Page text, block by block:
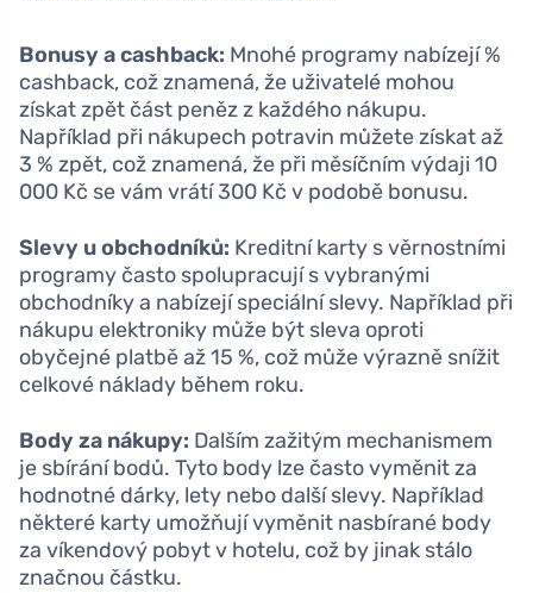
Bonusy a cashback: Mnohé programy nabízejí %
cashback, což znamená, že uživatelé mohou
získat zpět část peněz z každého nákupu.
Například při nákupech potravin můžete získat až
3 % zpět, což znamená, že při měsíčním výdaji 10
000 Kč se vám vrátí 300 Kč v podobě bonusu.
Slevy u obchodníků: Kreditní karty s věrnostními
programy často spolupracují s vybranými
obchodníky a nabízejí speciální slevy. Například při
nákupu elektroniky může být sleva oproti
obyčejné platbě až 15 %, což může výrazně snížit
celkové náklady během roku.
Body za nákupy: Dalším zažitým mechanismem
je sbírání bodů. Tyto body lze často vyměnit za
hodnotné dárky, lety nebo další slevy. Například
některé karty umožňují vyměnit nasbírané body
za víkendový pobyt v hotelu, což by jinak stálo
značnou částku.